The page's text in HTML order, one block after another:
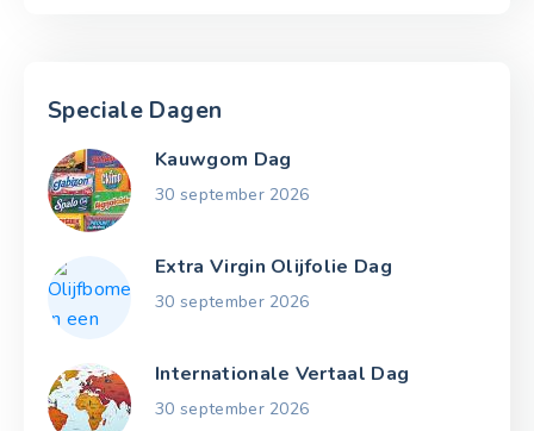
Speciale Dagen
Kauwgom Dag
30 september 2026
Extra Virgin Olijfolie Dag
30 september 2026
Internationale Vertaal Dag
30 september 2026